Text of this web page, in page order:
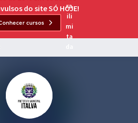
para as principais
do site SÓ HOJE!
cursos